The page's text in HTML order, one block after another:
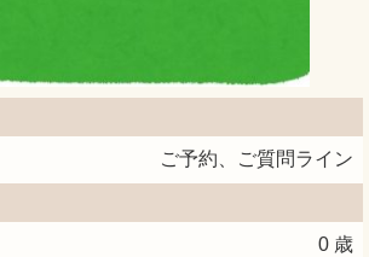
ご予約、ご質問ライン
0 歳